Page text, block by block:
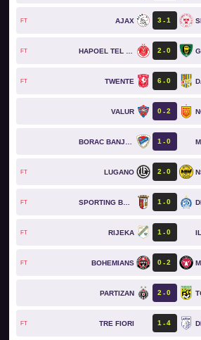
FT AJAX 3 1
FT HAPOEL TEL AVIV 2 0
FT TWENTE 6 0
VALUR 0 2
BORAC BANJA LUKA 1 0
FT LUGANO 2 0
FT SPORTING BRAGA 1 0
FT RIJEKA 1 0
FT BOHEMIANS 0 2
PARTIZAN 2 0
FT TRE FIORI 1 4